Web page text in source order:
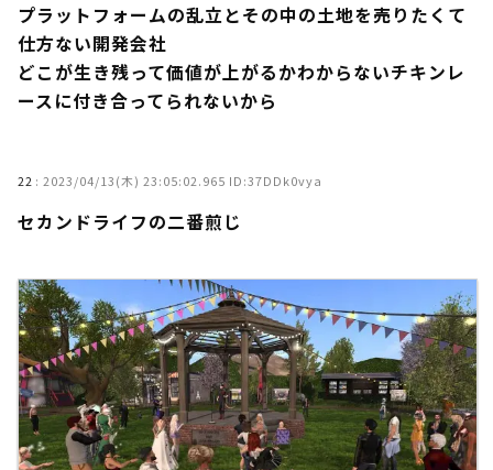
プラットフォームの乱立とその中の土地を売りたくて
仕方ない開発会社
どこが生き残って価値が上がるかわからないチキンレ
ースに付き合ってられないから
22 : 2023/04/13(木) 23:05:02.965 ID:37DDk0vya
セカンドライフの二番煎じ